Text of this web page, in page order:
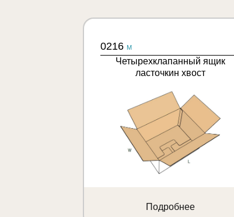
0216 M
Четырехклапанный ящик
ласточкин хвост
Подробнее